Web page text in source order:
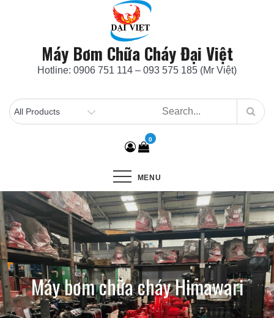
Máy Bơm Chữa Cháy Đại Việt
Hotline: 0906 751 114 – 093 575 185 (Mr Việt)
0
MENU
Máy bơm chữa cháy Himawari